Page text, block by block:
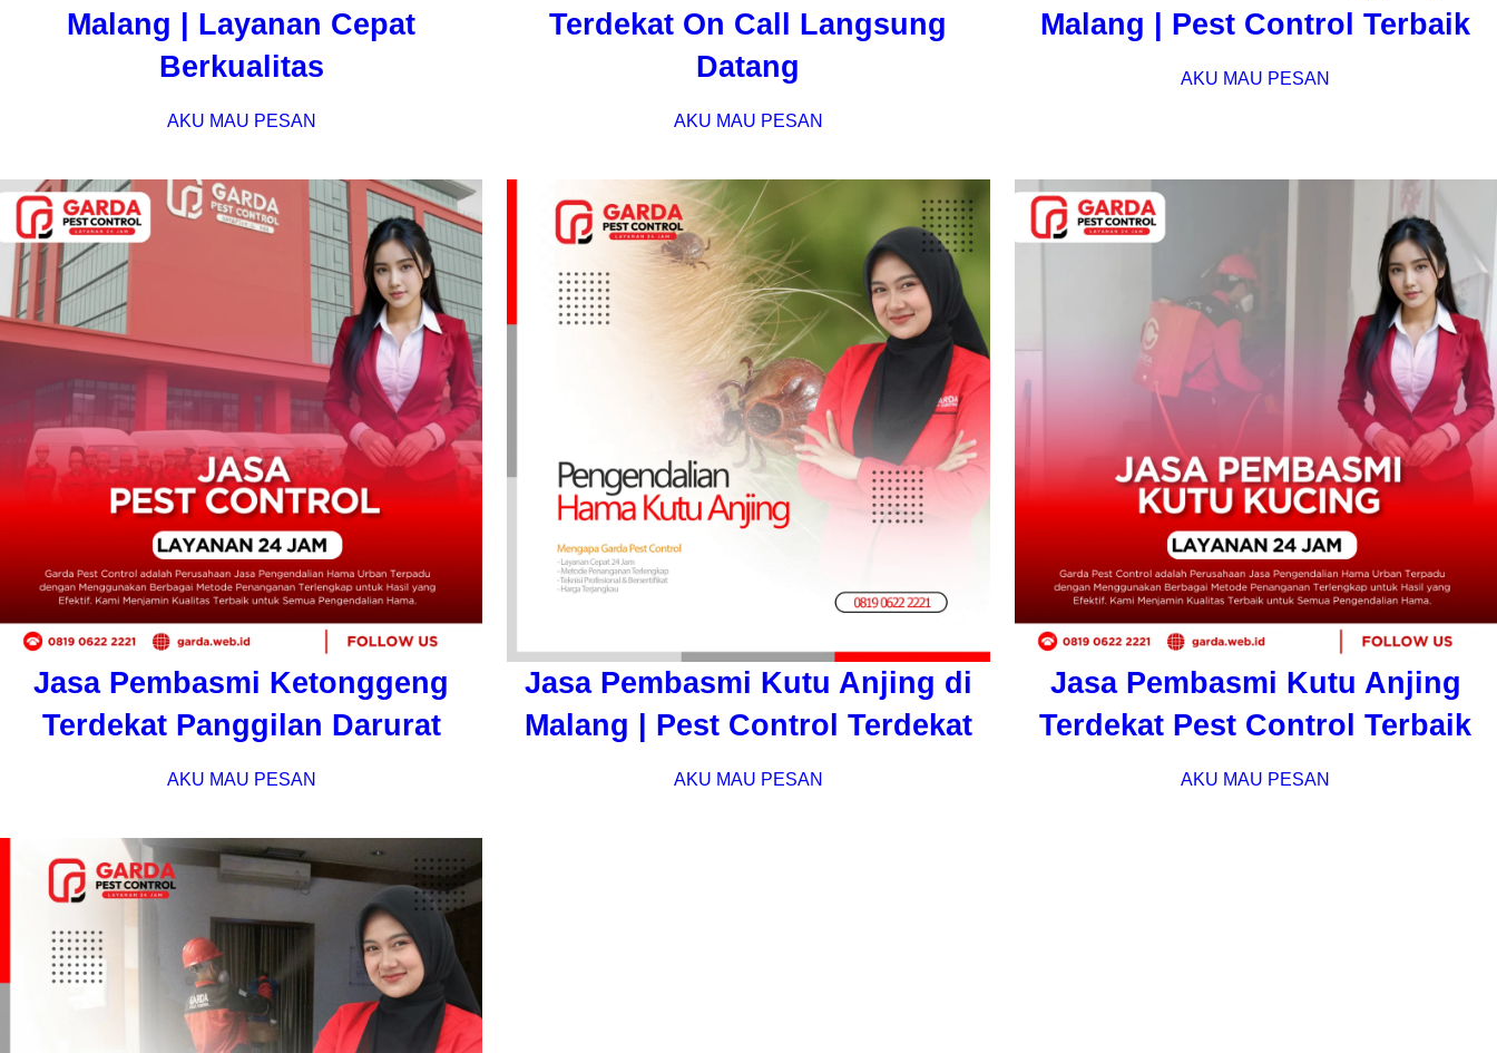
Malang | Layanan Cepat
Berkualitas
AKU MAU PESAN
Terdekat On Call Langsung
Datang
AKU MAU PESAN
Malang | Pest Control Terbaik
AKU MAU PESAN
Jasa Pembasmi Ketonggeng
Terdekat Panggilan Darurat
AKU MAU PESAN
Jasa Pembasmi Kutu Anjing di
Malang | Pest Control Terdekat
AKU MAU PESAN
Jasa Pembasmi Kutu Anjing
Terdekat Pest Control Terbaik
AKU MAU PESAN